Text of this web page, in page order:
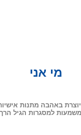
מי אני
באהבה מתנות
למסגרות הגיל